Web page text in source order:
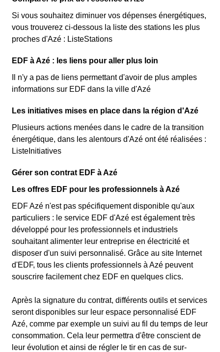
Si vous souhaitez diminuer vos dépenses énergétiques,
vous trouverez ci-dessous la liste des stations les plus
proches d'Azé : ListeStations
EDF à Azé : les liens pour aller plus loin
Il n'y a pas de liens permettant d'avoir de plus amples
informations sur EDF dans la ville d'Azé
Les initiatives mises en place dans la région d'Azé
Plusieurs actions menées dans le cadre de la transition
énergétique, dans les alentours d'Azé ont été réalisées :
ListeInitiatives
Gérer son contrat EDF à Azé
Les offres EDF pour les professionnels à Azé
EDF Azé n'est pas spécifiquement disponible qu'aux
particuliers : le service EDF d'Azé est également très
développé pour les professionnels et industriels
souhaitant alimenter leur entreprise en électricité et
disposer d'un suivi personnalisé. Grâce au site Internet
d'EDF, tous les clients professionnels à Azé peuvent
souscrire facilement chez EDF en quelques clics.
Après la signature du contrat, différents outils et services
seront disponibles sur leur espace personnalisé EDF
Azé, comme par exemple un suivi au fil du temps de leur
consommation. Cela leur permettra d'être conscient de
leur évolution et ainsi de régler le tir en cas de sur-